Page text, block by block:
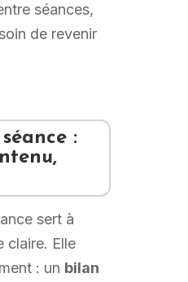
séances,
de revenir
:
sert à
claire. Elle
: un bilan